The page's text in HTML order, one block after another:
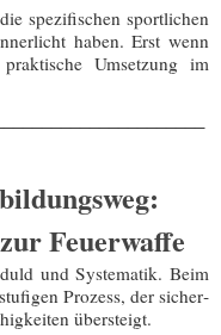
spe­zi­fi­schen sport­li­chen
haben. Erst wenn
Umset­zung im
Feuerwaffe
und Sys­te­ma­tik. Beim
Pro­zess, der sicher­
übersteigt.